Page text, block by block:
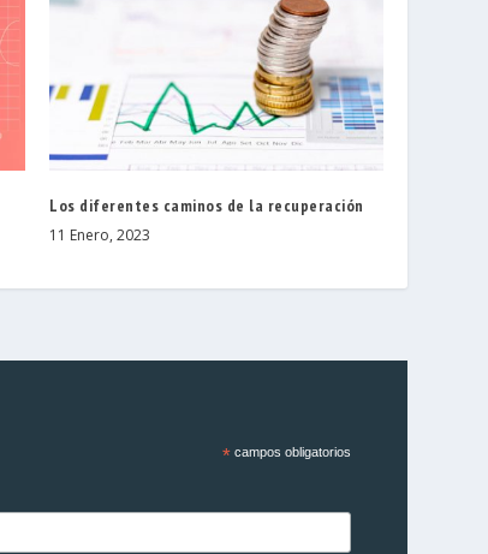
Los diferentes caminos de la recuperación
11 Enero, 2023
*campos obligatorios